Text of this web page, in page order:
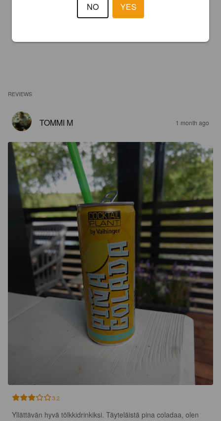
REVIEWS
TOMMI M 1 month ago
3.2
Yllättävän hyvä tölkkidrinkiksi. Täyteläistä pina coladaa, olen
NO YES